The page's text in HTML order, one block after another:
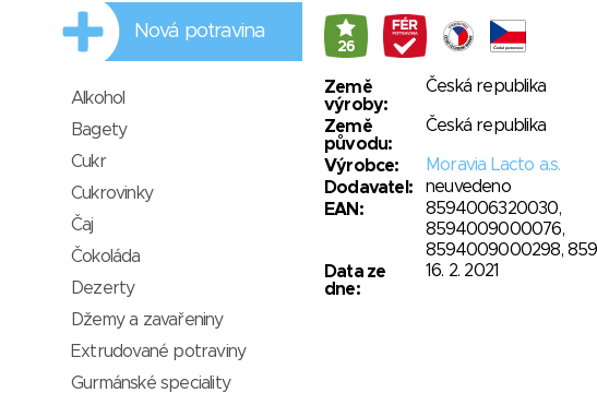
26
Země
výroby:
Česká republika
Země
původu:
Česká republika
Výrobce:
Moravia Lacto a.s.
Dodavatel:
neuvedeno
EAN:
8594006320030,
8594009000076,
8594009000298,
Data ze
dne:
16. 2. 2021
Nová potravina
Alkohol
Bagety
Cukr
Cukrovinky
Čaj
Čokoláda
Dezerty
Džemy a zavařeniny
Extrudované potraviny
Gurmánské speciality